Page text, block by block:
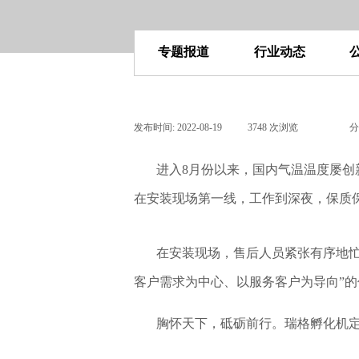
行业动态
专题报道
发布时间: 2022-08-19 3748 次浏览
进入8月份以来，国内气温温度屡
在安装现场第一线，工作到深夜，保质
在安装现场，售后人员紧张有序地
客户需求为中心、以服务客户为导向”
胸怀天下，砥砺前行。瑞格孵化机